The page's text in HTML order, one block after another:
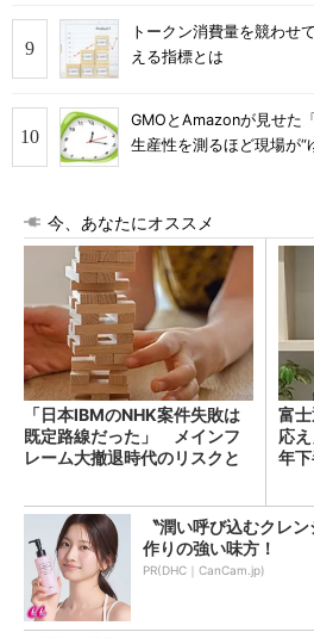
トークン消費量を競わ
える指標とは
GMOとAmazonが見せた
生産性を測るほど現場が“
今、あなたにオススメ
「日本IBMのNHK案件失敗は
既定路線だった」 メインフ
レーム大撤退時代のリスクと
富
応
年
〝潤い呼び込むクレ
作りの強い味方！
PR(DHC｜CanCam.jp)